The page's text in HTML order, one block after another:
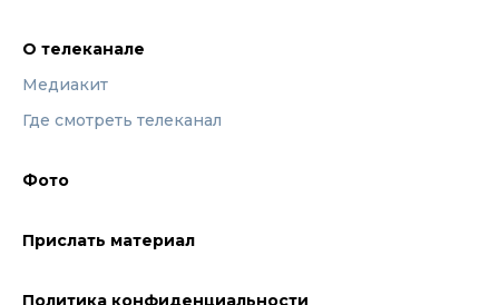
О телеканале
Медиакит
Где смотреть телеканал
Фото
Прислать материал
Политика конфиденциальности